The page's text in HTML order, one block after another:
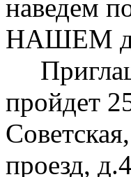
наведем
НАШЕМ
пройдет
проезд,